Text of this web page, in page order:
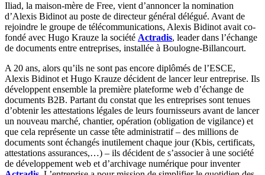
Iliad, la maison-mère de Free, vient d’annoncer la nomination
d’Alexis Bidinot au poste de directeur général délégué. Avant de
rejoindre le groupe de télécommunications, Alexis Bidinot avait co-
fondé avec Hugo Krauze la société Actradis, leader dans l’échange
de documents entre entreprises, installée à Boulogne-Billancourt.
A 20 ans, alors qu’ils ne sont pas encore diplômés de l’ESCE,
Alexis Bidinot et Hugo Krauze décident de lancer leur entreprise. Ils
développent ensemble la première plateforme web d’échange de
documents B2B. Partant du constat que les entreprises sont tenues
d’obtenir les attestations légales de leurs fournisseurs avant de lancer
un nouveau marché, chantier, opération (obligation de vigilance) et
que cela représente un casse tête administratif – des millions de
documents sont échangés inutilement chaque jour (Kbis, certificats,
attestations assurances,…) – ils décident de s’associer à une société
de développement web et d’archivage numérique pour inventer